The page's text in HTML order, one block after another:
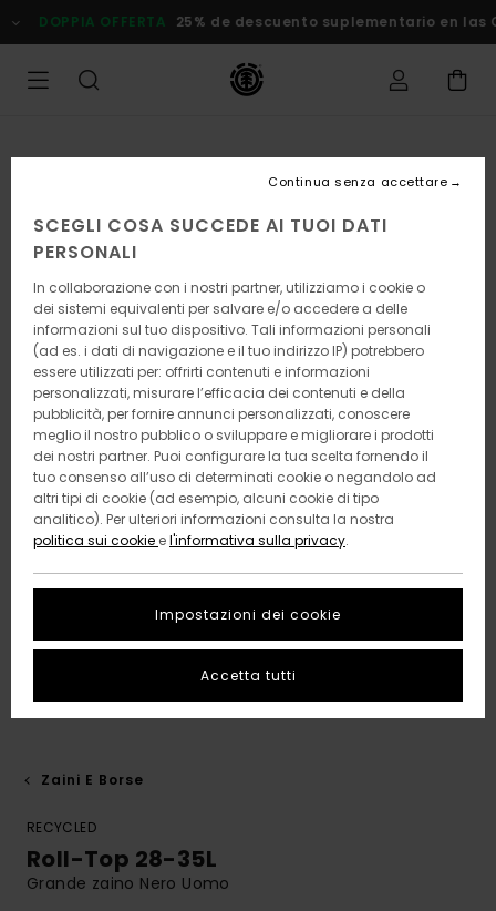
alle
informazioni
prodotto
DOPPIA OFFERTA 25% de descuento suplementario en las
Zaini E Borse
RECYCLED
Roll-Top 28-35L
Grande zaino Nero Uomo
SCEGLI COSA SUCCEDE AI TUOI DATI
PERSONALI
In collaborazione con i nostri partner, utilizziamo i cookie o
dei sistemi equivalenti per salvare e/o accedere a delle
informazioni sul tuo dispositivo. Tali informazioni personali
(ad es. i dati di navigazione e il tuo indirizzo IP) potrebbero
essere utilizzati per: offrirti contenuti e informazioni
personalizzati, misurare l’efficacia dei contenuti e della
pubblicità, per fornire annunci personalizzati, conoscere
meglio il nostro pubblico o sviluppare e migliorare i prodotti
dei nostri partner. Puoi configurare la tua scelta fornendo il
tuo consenso all’uso di determinati cookie o negandolo ad
altri tipi di cookie (ad esempio, alcuni cookie di tipo
analitico). Per ulteriori informazioni consulta la nostra
politica sui cookie el'informativa sulla privacy.
Impostazioni dei cookie
Continua senza accettare
Accetta tutti